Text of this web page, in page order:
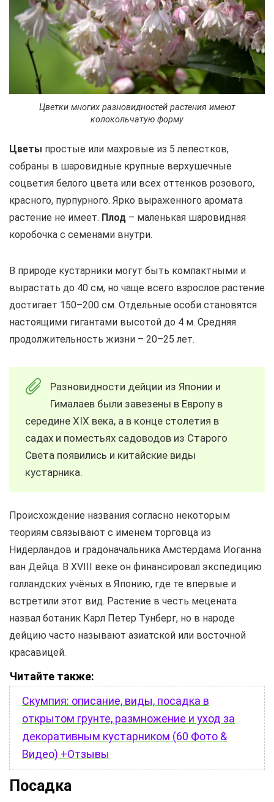
Цветки многих разновидностей растения имеют
колокольчатую форму
Цветы простые или махровые из 5 лепестков,
собраны в шаровидные крупные верхушечные
соцветия белого цвета или всех оттенков розового,
красного, пурпурного. Ярко выраженного аромата
растение не имеет. Плод – маленькая шаровидная
коробочка с семенами внутри.
В природе кустарники могут быть компактными и
вырастать до 40 см, но чаще всего взрослое растение
достигает 150–200 см. Отдельные особи становятся
настоящими гигантами высотой до 4 м. Средняя
продолжительность жизни – 20–25 лет.
Разновидности дейции из Японии и
Гималаев были завезены в Европу в
середине XIX века, а в конце столетия в
садах и поместьях садоводов из Старого
Света появились и китайские виды
кустарника.
Происхождение названия согласно некоторым
теориям связывают с именем торговца из
Нидерландов и градоначальника Амстердама Иоганна
ван Дейца. В XVIII веке он финансировал экспедицию
голландских учёных в Японию, где те впервые и
встретили этот вид. Растение в честь мецената
назвал ботаник Карл Петер Тунберг, но в народе
дейцию часто называют азиатской или восточной
красавицей.
Читайте также:
Скумпия: описание, виды, посадка в
открытом грунте, размножение и уход за
декоративным кустарником (60 Фото &
Видео) +Отзывы
Посадка